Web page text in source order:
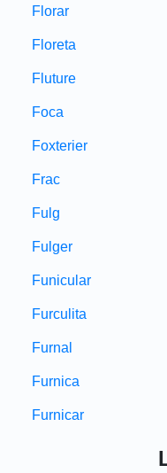
Florar
Floreta
Fluture
Foca
Foxterier
Frac
Fulg
Fulger
Funicular
Furculita
Furnal
Furnica
Furnicar